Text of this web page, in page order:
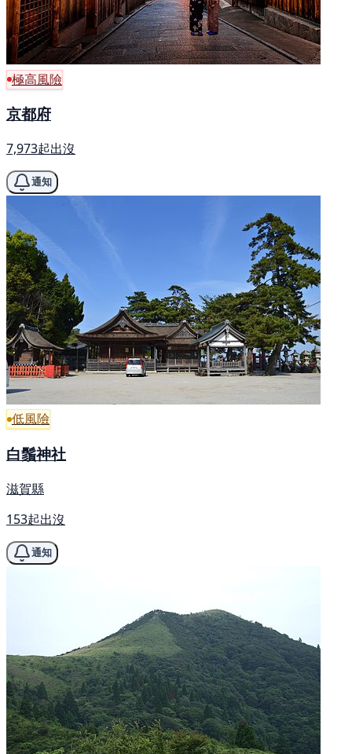
極高風險
京都府
7,973起出沒
通知
低風險
白鬚神社
滋賀縣
153起出沒
通知